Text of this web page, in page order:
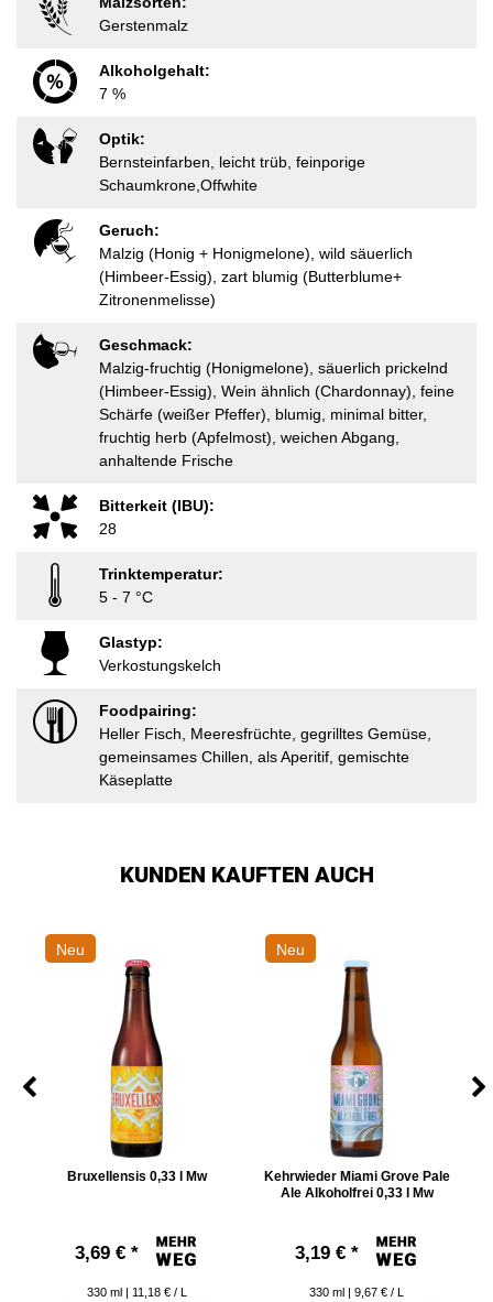
Gerstenmalz
Alkoholgehalt:
7 %
Optik:
Bernsteinfarben, leicht trüb, feinporige
Schaumkrone,Offwhite
Geruch:
Malzig (Honig + Honigmelone), wild säuerlich
(Himbeer-Essig), zart blumig (Butterblume+
Zitronenmelisse)
Geschmack:
Malzig-fruchtig (Honigmelone), säuerlich prickelnd
(Himbeer-Essig), Wein ähnlich (Chardonnay), feine
Schärfe (weißer Pfeffer), blumig, minimal bitter,
fruchtig herb (Apfelmost), weichen Abgang,
anhaltende Frische
Bitterkeit (IBU):
28
Trinktemperatur:
5 - 7 °C
Glastyp:
Verkostungskelch
Foodpairing:
Heller Fisch, Meeresfrüchte, gegrilltes Gemüse,
gemeinsames Chillen, als Aperitif, gemischte
Käseplatte
KUNDEN KAUFTEN AUCH
Neu
Bruxellensis 0,33 l Mw
3,69 € *
330 ml | 11,18 € / L
Neu
Kehrwieder Miami Grove Pale
Ale Alkoholfrei 0,33 l Mw
3,19 € *
330 ml | 9,67 € / L